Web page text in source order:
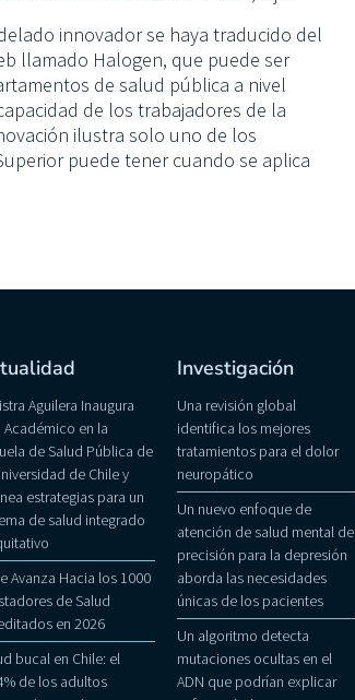
innovador se haya traducido del
llamado Halogen, que puede ser
de salud pública a nivel
de los trabajadores de la
ilustra solo uno de los
puede tener cuando se aplica
Aguilera Inaugura
Académico en la
de Salud Pública de
de Chile y
estrategias para un
de salud integrado
Avanza Hacia los 1000
de Salud
en 2026
bucal en Chile: el
de los adultos
Investigación
Una revisión global
identifica los mejores
tratamientos para el dolor
neuropático
Un nuevo enfoque de
atención de salud mental de
precisión para la depresión
aborda las necesidades
únicas de los pacientes
Un algoritmo detecta
mutaciones ocultas en el
ADN que podrían explicar